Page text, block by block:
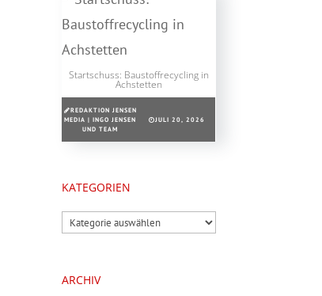
Startschuss: Baustoffrecycling in
Achstetten
REDAKTION JENSEN
MEDIA | INGO JENSEN
UND TEAM
JULI 20, 2026
KATEGORIEN
Kategorien
ARCHIV